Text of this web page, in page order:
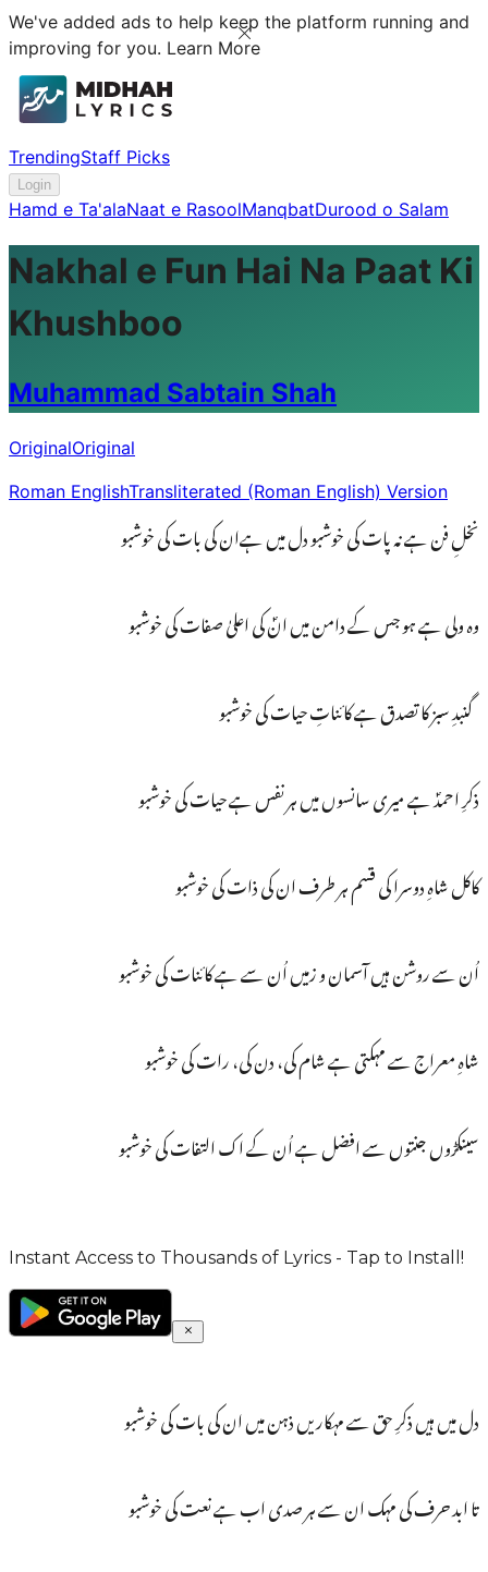
We've added ads to help keep the platform running and
improving for you. Learn More
TrendingStaff Picks
Login
Hamd e Ta'alaNaat e RasoolManqbatDurood o Salam
Nakhal e Fun Hai Na Paat Ki
Khushboo
Muhammad Sabtain Shah
OriginalOriginal
Roman EnglishTransliterated (Roman English) Version
نخلِ فن ہے نہ پات کی خوشبو دل میں ہےان کی بات کی خوشبو
وہ ولی ہے ہو جس کے دامن میں انؐ کی اعلیٰ صفات کی خوشبو
گنبدِ سبز کا تصدق ہے کائناتِ حیات کی خوشبو
ذکرِ احمدؐ ہے میری سانسوں میں ہر نفس ہے حیات کی خوشبو
کاکل شاہِ دوسرا کی قسم ہر طرف ان کی ذات کی خوشبو
اُن سے روشن ہیں آسمان و زمیں اُن سے ہے کائنات کی خوشبو
شاہِ معراج سے مہکتی ہے شام کی، دن کی، رات کی خوشبو
سینکڑوں جنتوں سے افضل ہے اُن کے اک التفات کی خوشبو
Instant Access to Thousands of Lyrics - Tap to Install!
دل میں ہیں ذکرِ حق سے مہکاریں ذہن میں ان کی بات کی خوشبو
تا ابد حرف کی مہک ان سے ہر صدی اب ہے نعت کی خوشبو